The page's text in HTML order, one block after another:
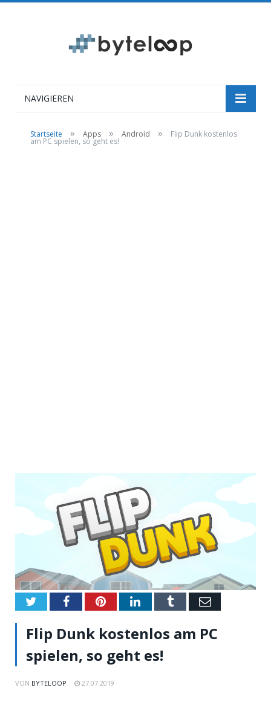
NAVIGIEREN
Startseite » Apps » Android » Flip Dunk kostenlos
am PC spielen, so geht es!
TwitterFacebookPinterestLinkedInTumblrEmail
Flip Dunk kostenlos am PC
spielen, so geht es!
VON BYTELOOP 27.07.2019